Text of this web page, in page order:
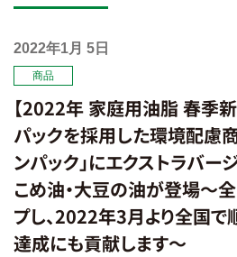
2022年1月 5日
商品
【2022年 家庭用油脂 春季
パックを採用した環境配慮
ンパック」にエクストラバー
こめ油・大豆の油が登場～
プし、2022年3月より全国
達成にも貢献します～